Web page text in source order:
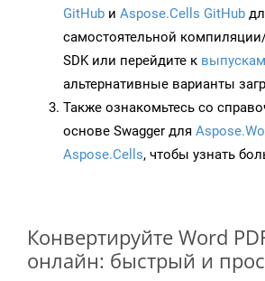
GitHub и Aspose.Cells GitHub
самостоятельной
SDK или перейдите к выпускам
альтернативные варианты
Также ознакомьтесь со
основе Swagger для
Aspose.Cells, чтобы узнать
Конвертируйте Word
онлайн: быстрый и